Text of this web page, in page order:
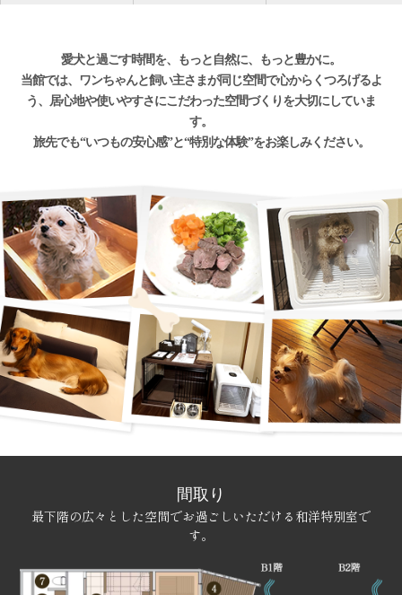
愛犬と過ごす時間を、もっと自然に、もっと豊かに。
当館では、ワンちゃんと飼い主さまが同じ空間で心からくつろげるよ
う、居心地や使いやすさにこだわった空間づくりを大切にしていま
す。
旅先でも“いつもの安心感”と“特別な体験”をお楽しみください。
間取り
最下階の広々とした空間でお過ごしいただける和洋特別室で
す。